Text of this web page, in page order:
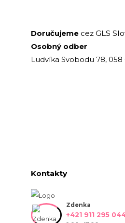
Doručujeme cez GLS
Osobný odber
Ludvíka Svobodu 78, 058
Kontakty
Zdenka
+421 911 295